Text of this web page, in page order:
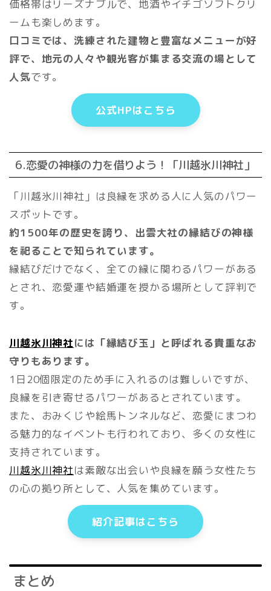
価格帯はリーズナブルで、地酒やイチゴソフトクリ
ームも楽しめます。
口コミでは、洗練された建物と豊富なメニューが好
評で、地元の人々や観光客が集まる交流の場として
人気です。
公式HPはこちら
6.恋愛の神様の力を借りよう！「川越氷川神社」
「川越氷川神社」は良縁を求める人に人気のパワー
スポットです。
約1500年の歴史を誇り、出雲大社の縁結びの神様
を祀ることで知られています。
縁結びだけでなく、全ての縁に関わるパワーがある
とされ、恋愛運や結婚運を授かる場所として評判で
す。
川越氷川神社には「縁結び玉」と呼ばれる貴重なお
守りもあります。
1日20個限定のため手に入れるのは難しいですが、
良縁を引き寄せるパワーがあるとされています。
また、おみくじや絵馬トンネルなど、恋愛にまつわ
る魅力的なイベントも行われており、多くの女性に
支持されています。
川越氷川神社は素敵な出会いや良縁を願う女性たち
の心の拠り所として、人気を集めています。
紹介記事はこちら
まとめ